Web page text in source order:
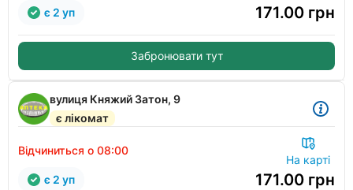
171.00 грн
є 2 уп
Забронювати тут
вулиця Княжий Затон, 9
є лікомат
Відчиниться о 08:00
На карті
171.00 грн
є 2 уп